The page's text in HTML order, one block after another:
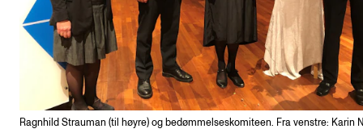
Ragnhild Strauman (til høyre) og bedømmelseskomiteen. Fra venstre: Karin